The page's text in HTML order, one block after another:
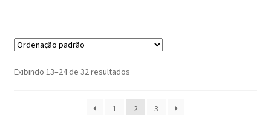
Exibindo 13–24 de 32 resultados
1 2 3